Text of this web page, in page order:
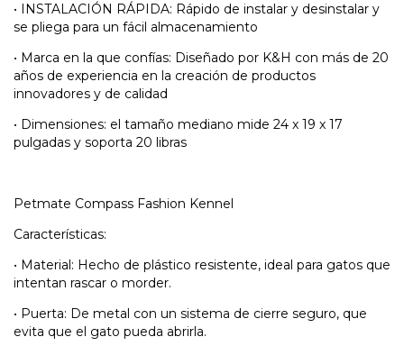
• INSTALACIÓN RÁPIDA: Rápido de instalar y desinstalar y
se pliega para un fácil almacenamiento
• Marca en la que confías: Diseñado por K&H con más de 20
años de experiencia en la creación de productos
innovadores y de calidad
• Dimensiones: el tamaño mediano mide 24 x 19 x 17
pulgadas y soporta 20 libras
Petmate Compass Fashion Kennel
Características:
• Material: Hecho de plástico resistente, ideal para gatos que
intentan rascar o morder.
• Puerta: De metal con un sistema de cierre seguro, que
evita que el gato pueda abrirla.